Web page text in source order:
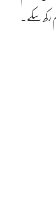
سکے۔